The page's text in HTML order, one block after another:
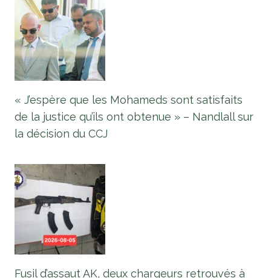
« J’espère que les Mohameds sont satisfaits
de la justice qu’ils ont obtenue » – Nandlall sur
la décision du CCJ
Fusil d’assaut AK, deux chargeurs retrouvés à